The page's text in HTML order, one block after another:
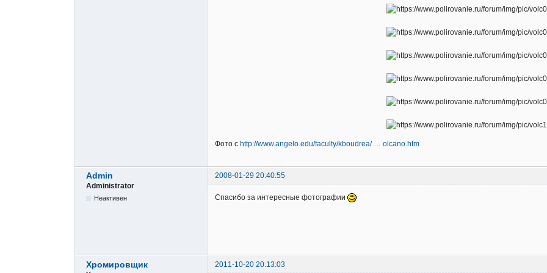
Фото с http://www.angelo.edu/faculty/kboudrea/ … olcano.htm
Admin
2008-01-29 20:40:55
Administrator
Неактивен Спасибо за интересные фотографии
Хромировщик
2011-10-20 20:13:03